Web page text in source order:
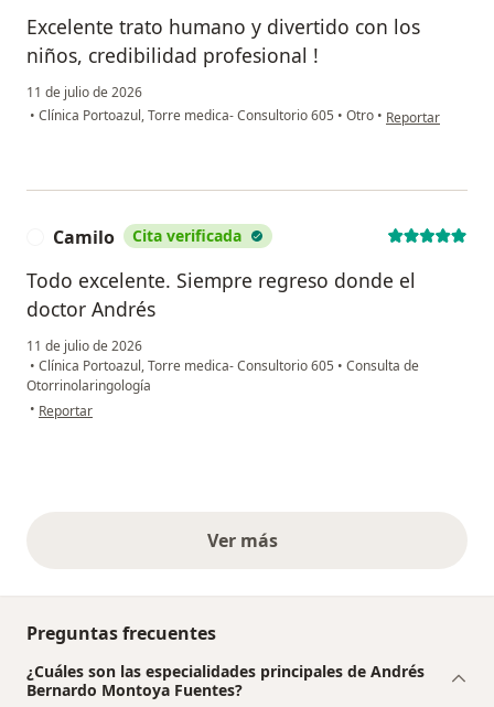
Excelente trato humano y divertido con los
niños, credibilidad profesional !
11 de julio de 2026
• Clínica Portoazul, Torre medica- Consultorio 605 • Otro • en opinión del
Reportar
Camilo Cita verificada
Todo excelente. Siempre regreso donde el
doctor Andrés
11 de julio de 2026
• Clínica Portoazul, Torre medica- Consultorio 605 • Consulta de
Otorrinolaringología
• en opinión del usuario Camilo
Reportar
Ver másopiniones anteriores
Preguntas frecuentes
¿Cuáles son las especialidades principales de Andrés
Bernardo Montoya Fuentes?